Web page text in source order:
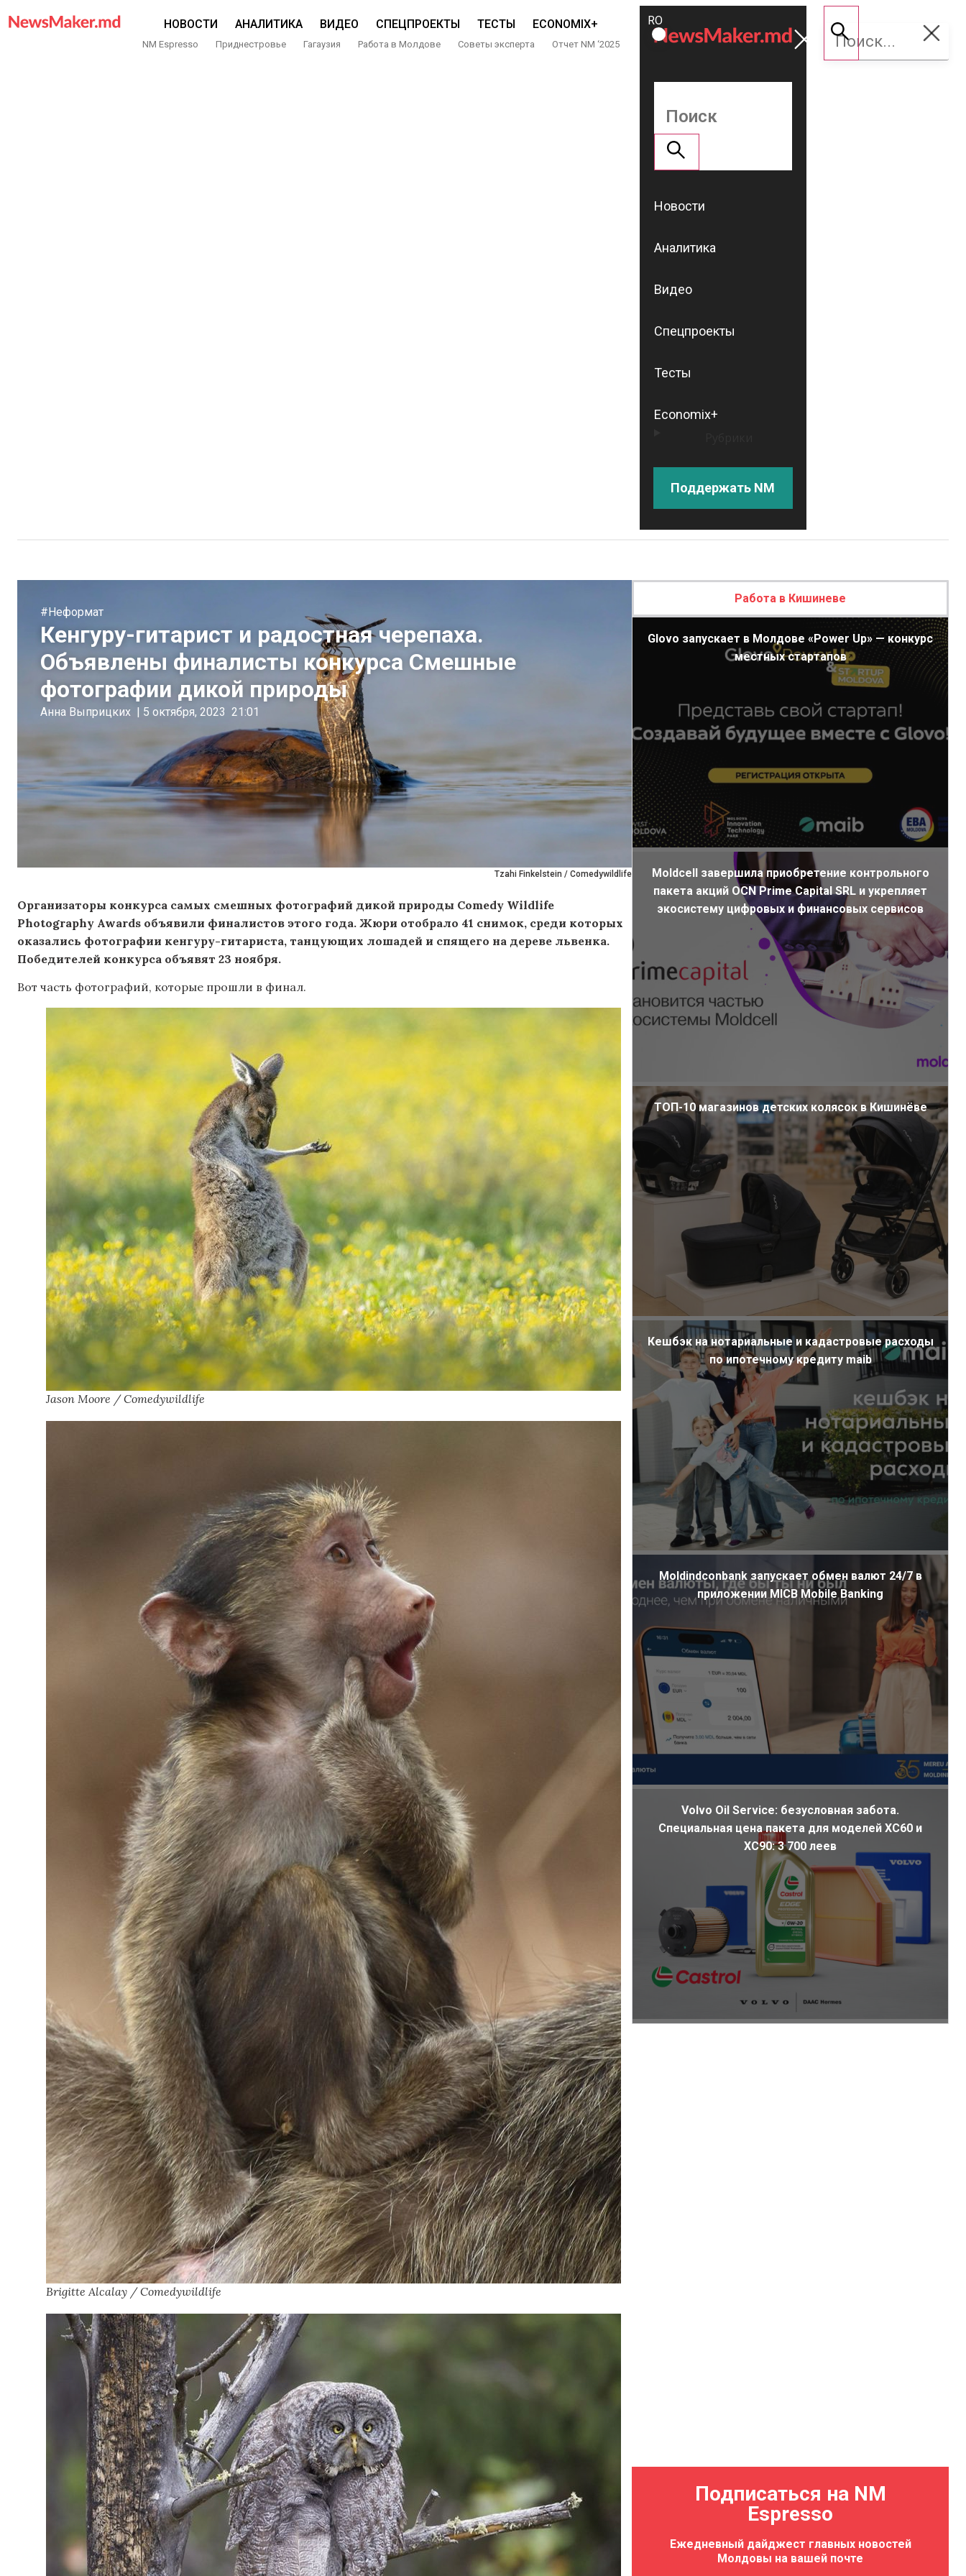
НОВОСТИ АНАЛИТИКА ВИДЕО СПЕЦПРОЕКТЫ ТЕСТЫ ECONOMIX+
NM Espresso Приднестровье Гагаузия Работа в Молдове Советы эксперта Отчет NM ‘2025
ROMÂNĂ
RU
Поддержать
NM
Новости
Аналитика
Видео
Спецпроекты
Тесты
Economix+
Поддержать NM
Tzahi Finkelstein / Comedywildlife
#Неформат
Кенгуру-гитарист и радостная черепаха.
Объявлены финалисты конкурса Смешные
фотографии дикой природы
Анна Выприцких | 5 октября, 2023 21:01
Организаторы конкурса самых смешных фотографий дикой природы Comedy Wildlife
Photography Awards объявили финалистов этого года. Жюри отобрало 41 снимок, среди которых
оказались фотографии кенгуру-гитариста, танцующих лошадей и спящего на дереве львенка.
Победителей конкурса объявят 23 ноября.
Вот часть фотографий, которые прошли в финал.
Jason Moore / Comedywildlife
Brigitte Alcalay / Comedywildlife
Работа в Кишиневе
Glovo запускает в Молдове «Power Up» — конкурс
местных стартапов
Moldcell завершила приобретение контрольного
пакета акций OCN Prime Capital SRL и укрепляет
экосистему цифровых и финансовых сервисов
ТОП-10 магазинов детских колясок в Кишинёве
Кешбэк на нотариальные и кадастровые расходы
по ипотечному кредиту maib
Moldindconbank запускает обмен валют 24/7 в
приложении MICB Mobile Banking
Volvo Oil Service: безусловная забота.
Специальная цена пакета для моделей XC60 и
XC90: 3 700 леев
Подписаться на NM
Espresso
Ежедневный дайджест главных новостей
Молдовы на вашей почте